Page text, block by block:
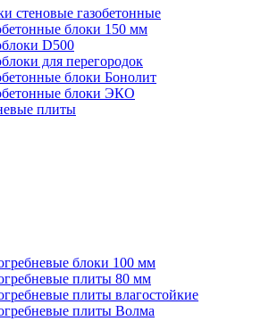
стеновые газобетонные
блоки 150 мм
D500
для перегородок
блоки Бонолит
блоки ЭКО
плиты
блоки 100 мм
плиты 80 мм
плиты влагостойкие
плиты Волма